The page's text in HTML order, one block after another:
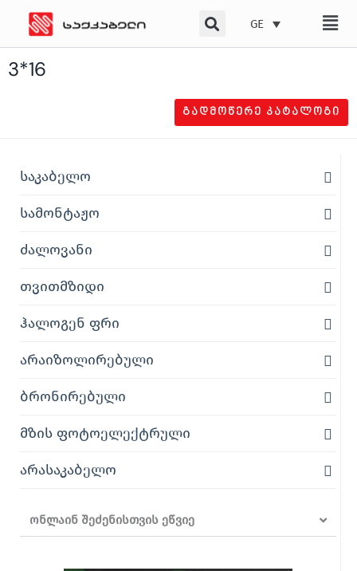
content
GE
3*16
ᲒᲐᲓᲛᲝᲬᲔᲠᲔ ᲙᲐᲢᲐᲚᲝᲒᲘ
საკაბელო
სამონტაჟო
ძალოვანი
თვითმზიდი
ჰალოგენ ფრი
არაიზოლირებული
ბრონირებული
მზის ფოტოელექტრული
არასაკაბელო
ონლაინ შეძენისთვის ეწვიე